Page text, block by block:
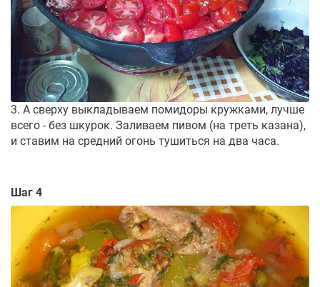
3. А сверху выкладываем помидоры кружками, лучше
всего - без шкурок. Заливаем пивом (на треть казана),
и ставим на средний огонь тушиться на два часа.
Шаг 4